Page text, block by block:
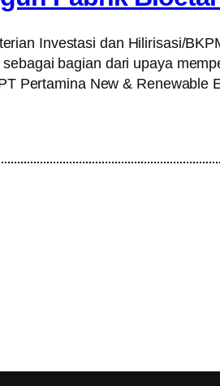
Investasi dan Hilirisasi/
bagian dari upaya
Pertamina New &